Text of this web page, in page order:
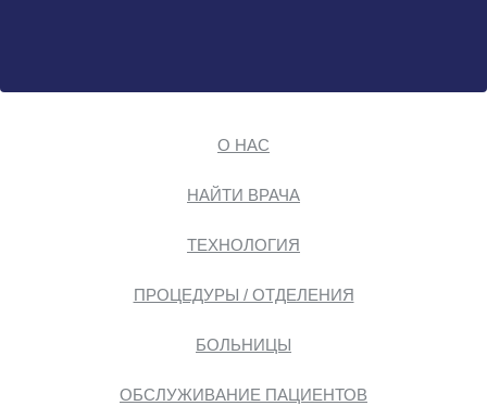
О НАС
НАЙТИ ВРАЧА
ТЕХНОЛОГИЯ
ПРОЦЕДУРЫ / ОТДЕЛЕНИЯ
БОЛЬНИЦЫ
ОБСЛУЖИВАНИЕ ПАЦИЕНТОВ